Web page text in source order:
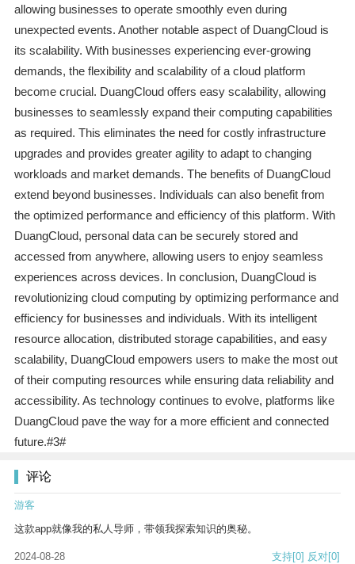
allowing businesses to operate smoothly even during
unexpected events. Another notable aspect of DuangCloud is
its scalability. With businesses experiencing ever-growing
demands, the flexibility and scalability of a cloud platform
become crucial. DuangCloud offers easy scalability, allowing
businesses to seamlessly expand their computing capabilities
as required. This eliminates the need for costly infrastructure
upgrades and provides greater agility to adapt to changing
workloads and market demands. The benefits of DuangCloud
extend beyond businesses. Individuals can also benefit from
the optimized performance and efficiency of this platform. With
DuangCloud, personal data can be securely stored and
accessed from anywhere, allowing users to enjoy seamless
experiences across devices. In conclusion, DuangCloud is
revolutionizing cloud computing by optimizing performance and
efficiency for businesses and individuals. With its intelligent
resource allocation, distributed storage capabilities, and easy
scalability, DuangCloud empowers users to make the most out
of their computing resources while ensuring data reliability and
accessibility. As technology continues to evolve, platforms like
DuangCloud pave the way for a more efficient and connected
future.#3#
评论
游客
这款app就像我的私人导师，带领我探索知识的奥秘。
2024-08-28 支持[0] 反对[0]